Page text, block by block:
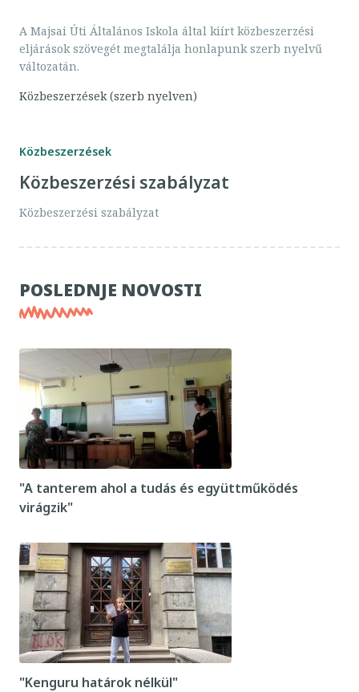
A Majsai Úti Általános Iskola által kiírt közbeszerzési
eljárások szövegét megtalálja honlapunk szerb nyelvű
változatán.
Közbeszerzések (szerb nyelven)
Közbeszerzések
Közbeszerzési szabályzat
Közbeszerzési szabályzat
POSLEDNJE NOVOSTI
"A tanterem ahol a tudás és együttműködés
virágzik"
"Kenguru határok nélkül"